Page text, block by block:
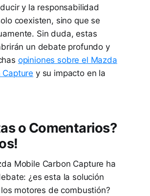
y la responsabilidad
coexisten, sino que se
Sin duda, estas
un debate profundo y
opiniones sobre el Mazda
Capture y su impacto en la
o Comentarios?
Mobile Carbon Capture ha
¿es esta la solución
motores de combustión?